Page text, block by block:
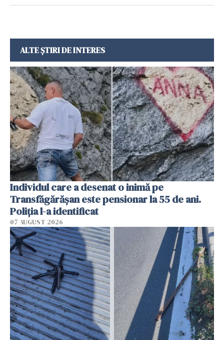
ALTE ȘTIRI DE INTERES
Individul care a desenat o inimă pe
Transfăgărășan este pensionar la 55 de ani.
Poliția l-a identificat
07 AUGUST 2026